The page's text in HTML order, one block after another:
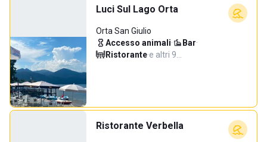
Luci Sul Lago Orta
Orta San Giulio
Accesso animali· Bar·
Ristorante·e altri 9…
Ristorante Verbella